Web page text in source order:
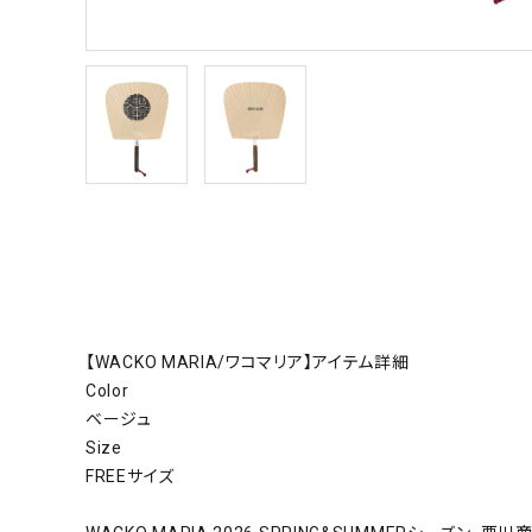
【WACKO MARIA/ワコマリア】アイテム詳細
Color
ベージュ
Size
FREEサイズ